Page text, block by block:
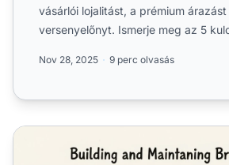
vásárlói lojalitást, a prémium árazást
versenyelőnyt. Ismerje meg az 5
Nov 28, 2025 9 perc olvasás
Márkaérték építése és fenntartása